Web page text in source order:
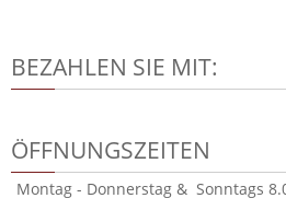
BEZAHLEN SIE MIT:
ÖFFNUNGSZEITEN
Montag - Donnerstag & Sonntags